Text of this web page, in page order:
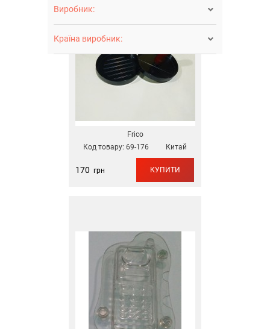
Виробник: 
Країна виробник: 
Frico
Код товару: 69-176 Китай
170 грн КУПИТИ